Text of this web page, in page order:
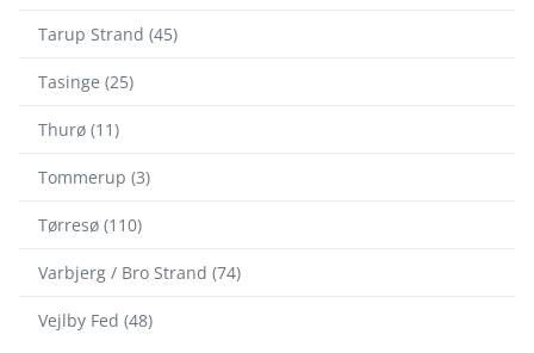
Tarup Strand (45)
Tasinge (25)
Thurø (11)
Tommerup (3)
Tørresø (110)
Varbjerg / Bro Strand (74)
Vejlby Fed (48)